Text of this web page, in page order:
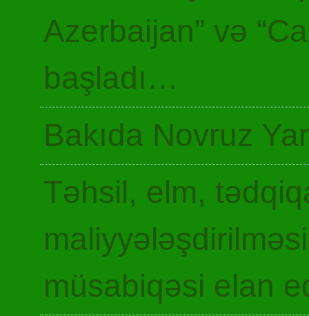
Azerbaijan” və
başladı…
Bakıda Novruz
Təhsil, elm,
müsabiqəsi elan